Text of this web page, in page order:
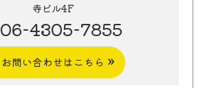
寺ビル4F
06-4305-7855
お問い合わせはこちら